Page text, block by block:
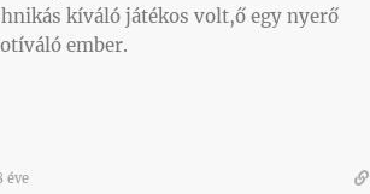
kíváló játékos volt,ő egy nyerő
ember.
éve